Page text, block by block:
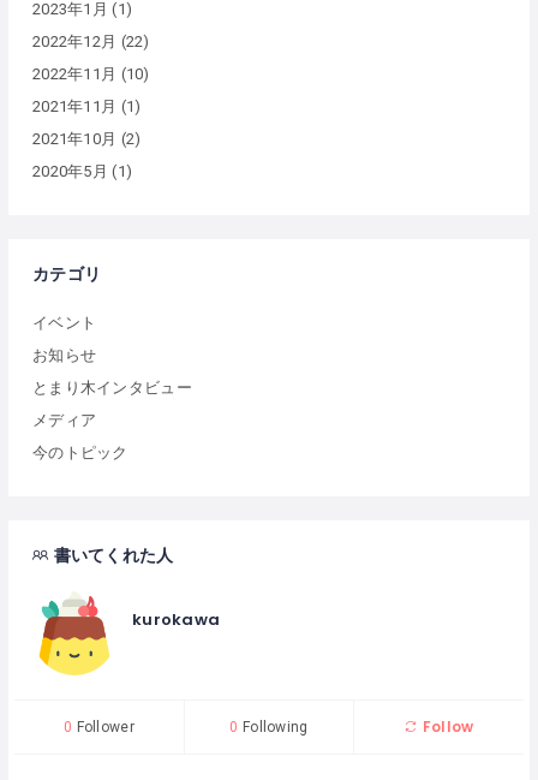
2023年1月 (1)
2022年12月 (22)
2022年11月 (10)
2021年11月 (1)
2021年10月 (2)
2020年5月 (1)
カテゴリ
イベント
お知らせ
とまり木インタビュー
メディア
今のトピック
書いてくれた人
kurokawa
0 Follower 0 Following Follow